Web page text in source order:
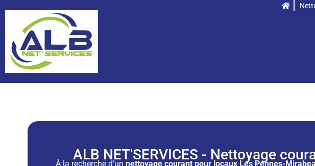
ALB NET'SERVICES - Nettoyage
À la recherche d’un nettoyage courant pour locaux Les Pennes-